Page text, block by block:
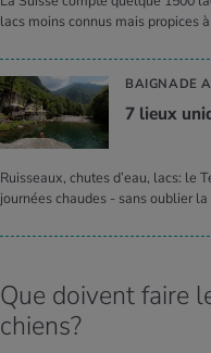
lacs moins connus mais propices
BAIGNADE
7 lieux
Ruisseaux, chutes d’eau, lacs: le
journées chaudes - sans oublier
Que doivent faire
chiens?